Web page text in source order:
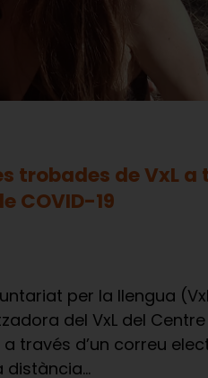
trobades de VxL a
COVID-19
per la llengua
del VxL del
través d’un correu
distància…